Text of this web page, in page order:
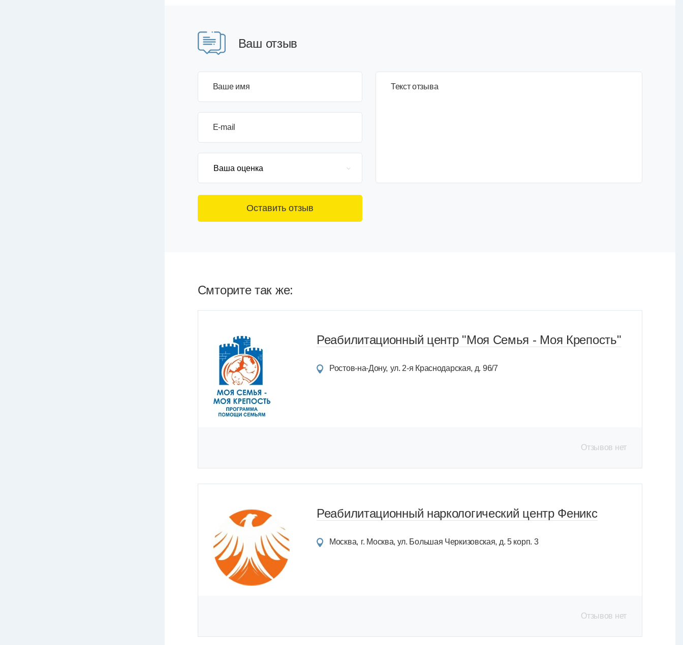
Ваш отзыв
Ваше имя
E-mail
Текст отзыва
3+6=
Смторите так же:
Реабилитационный центр "Моя Семья - Моя Крепость"
Ростов-на-Дону ул. 2-я Краснодарская, д. 96/7
Отзывов нет
Реабилитационный наркологический центр Феникс
Москва г. Москва, ул. Большая Черкизовская, д. 5 корп. 3
Отзывов нет